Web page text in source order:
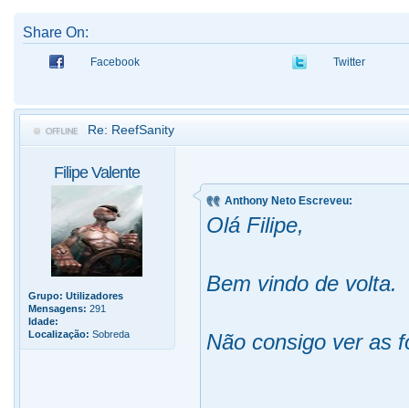
Share On:
Facebook Twitter
Re: ReefSanity
Filipe Valente
Grupo: Utilizadores
Mensagens: 291
Idade:
Localização: Sobreda
Anthony Neto Escreveu:
Olá Filipe,
Bem vindo de volta.
Não consigo ver as